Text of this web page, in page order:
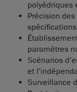
polyédriques
Précision
paramètres
Scénarios
et
Surveillance